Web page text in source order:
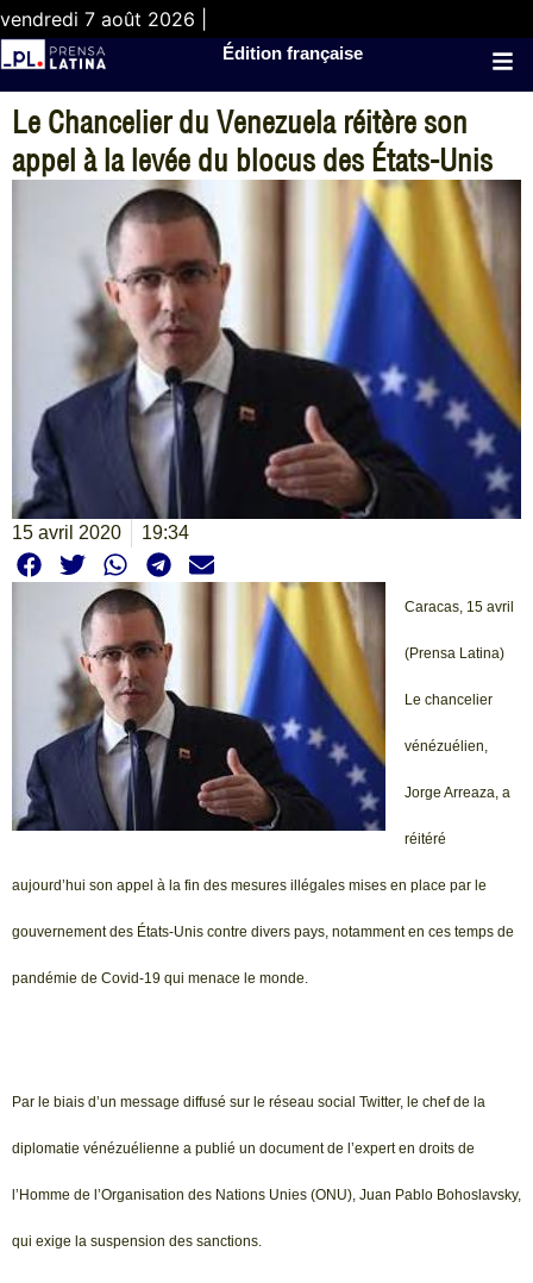
vendredi 7 août 2026 |
Édition française
Le Chancelier du Venezuela réitère son
appel à la levée du blocus des États-Unis
15 avril 2020 19:34
Caracas, 15 avril
(Prensa Latina)
Le chancelier
vénézuélien,
Jorge Arreaza, a
réitéré
aujourd’hui son appel à la fin des mesures illégales mises en place par le
gouvernement des États-Unis contre divers pays, notamment en ces temps de
pandémie de Covid-19 qui menace le monde.
Par le biais d’un message diffusé sur le réseau social Twitter, le chef de la
diplomatie vénézuélienne a publié un document de l’expert en droits de
l’Homme de l’Organisation des Nations Unies (ONU), Juan Pablo Bohoslavsky,
qui exige la suspension des sanctions.